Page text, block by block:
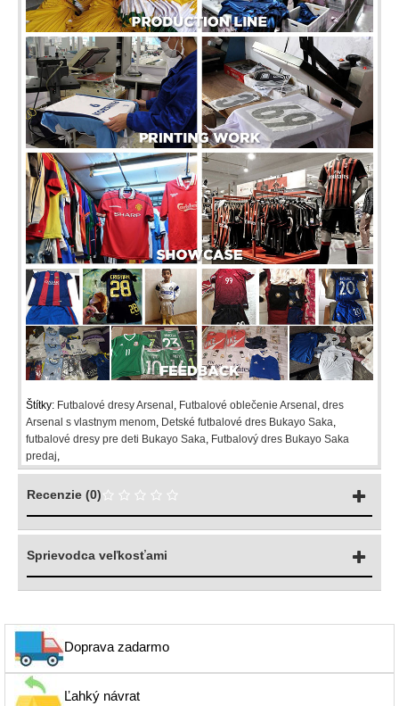
Štítky: Futbalové dresy Arsenal Futbalové oblečenie Arsenal dres
Arsenal s vlastnym menom Detské futbalové dres Bukayo Saka
futbalové dresy pre deti Bukayo Saka Futbalový dres Bukayo Saka
predaj
Recenzie (0)
Sprievodca veľkosťami
Doprava zadarmo
Ľahký návrat